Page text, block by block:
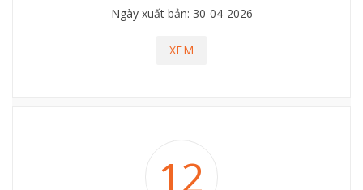
Ngày xuất bản: 30-04-2026
XEM
12